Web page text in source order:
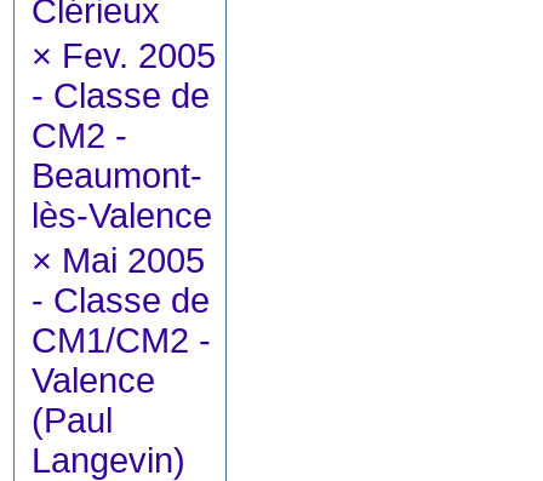
Clérieux
× Fev. 2005
- Classe de
CM2 -
Beaumont-
lès-Valence
× Mai 2005
- Classe de
CM1/CM2 -
Valence
(Paul
Langevin)